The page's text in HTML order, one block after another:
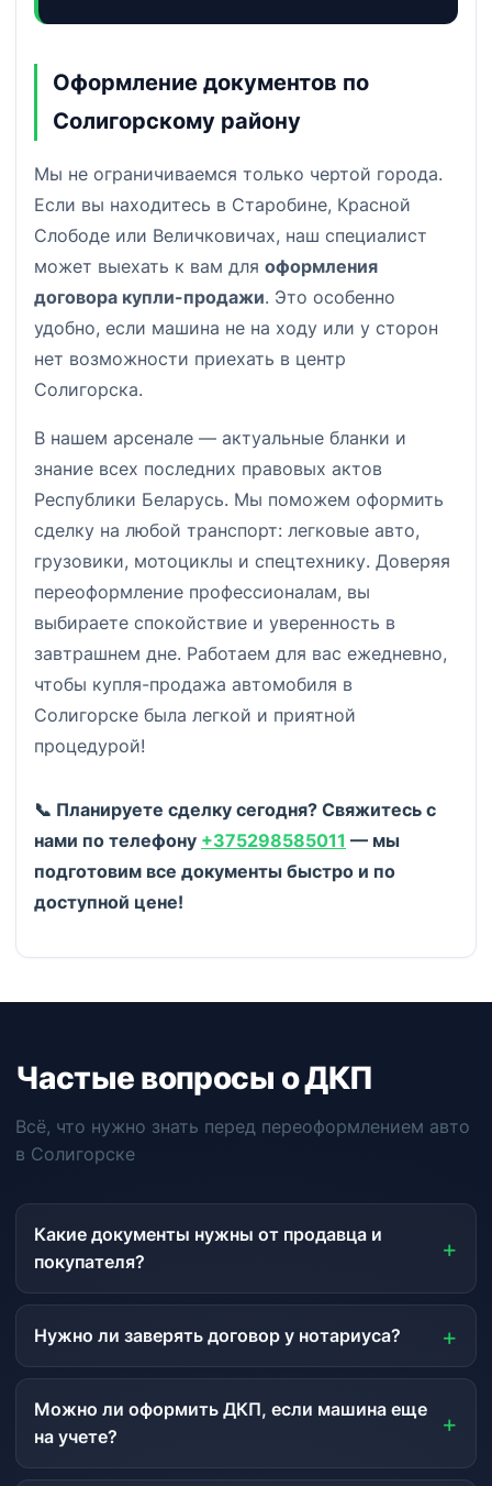
Оформление документов по
Солигорскому району
Мы не ограничиваемся только чертой города.
Если вы находитесь в Старобине, Красной
Слободе или Величковичах, наш специалист
может выехать к вам для оформления
договора купли-продажи. Это особенно
удобно, если машина не на ходу или у сторон
нет возможности приехать в центр
Солигорска.
В нашем арсенале — актуальные бланки и
знание всех последних правовых актов
Республики Беларусь. Мы поможем оформить
сделку на любой транспорт: легковые авто,
грузовики, мотоциклы и спецтехнику. Доверяя
переоформление профессионалам, вы
выбираете спокойствие и уверенность в
завтрашнем дне. Работаем для вас ежедневно,
чтобы купля-продажа автомобиля в
Солигорске была легкой и приятной
процедурой!
📞 Планируете сделку сегодня? Свяжитесь с
нами по телефону +375298585011 — мы
подготовим все документы быстро и по
доступной цене!
Частые вопросы о ДКП
Всё, что нужно знать перед переоформлением авто
в Солигорске
Какие документы нужны от продавца и
покупателя?
Нужно ли заверять договор у нотариуса?
Можно ли оформить ДКП, если машина еще
на учете?